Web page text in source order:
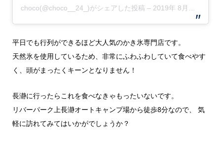
choco(@choco__24_)がシェアした投稿 – 2019年 8月月14日午前6時25分PDT
平日でも行列ができるほど大人気のかき氷専門店です。
天然氷を使用しているため、非常にふわふわしていて食べやす
く、頭がまったくキーンとなりません！
長瀞に行ったらこれを食べなきゃもったいないです。
リバーパーク上長瀞オートキャンプ場から徒歩8分なので、 気
軽に訪れてみてはいかがでしょうか？